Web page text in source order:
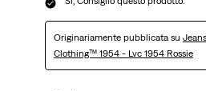
Originariamente pubblicata su
Clothing™ 1954 - Lvc 1954 Rossie